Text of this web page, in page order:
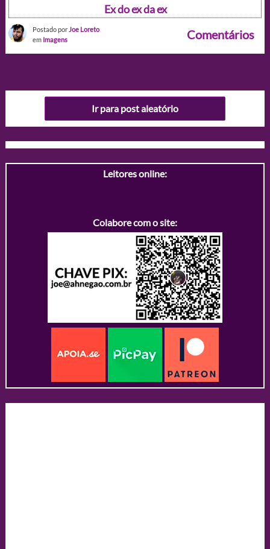
Ex do ex da ex
Postado por Joe Loreto
em Imagens Comentários
Ir para post aleatório
Leitores online:
Colabore com o site: